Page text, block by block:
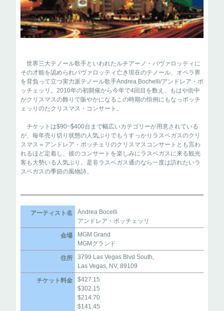
世界三大テノール歌手といわれたルチアーノ・パヴァロッティに
その才能を認められパヴァロッティ亡き現在のテノール、オペラ界
を背負って立つ実力派テノール歌手Andrea Bochelli/アンドレア・ボ
ッチェッリ。2010年の初開催から今年で4回目を数え、もはや街中
がクリスマスの飾りで賑やかになるこの時期の恒例にもなっボッチ
ェッリのたクリスマス・コンサート。
チケットは$90~$400台まで幅広いカテゴリーが用意されている
が、毎年売り切り状態の人気ぶりでもうすっかりラスベガスのクリ
スマス＝アンドレア・ボッチェリのクリスマスコンサートとも言わ
れるほど定着し、彼のコンサートを楽しみにラスベガスに来る観光
客も大勢いる人気ぶり。是非ラスベガス通のなら一度は訪れたいラ
スベガスの季節の風物詩。
アーティスト名
Andrea Bocelli
アンドレア・ボッチェッリ
会場
MGM Grand
MGMグランド
住所
3799 Las Vegas Blvd South,
Las Vegas, NV, 89109
チケット料金
$427.15
$302.15
$214.70
$141.45